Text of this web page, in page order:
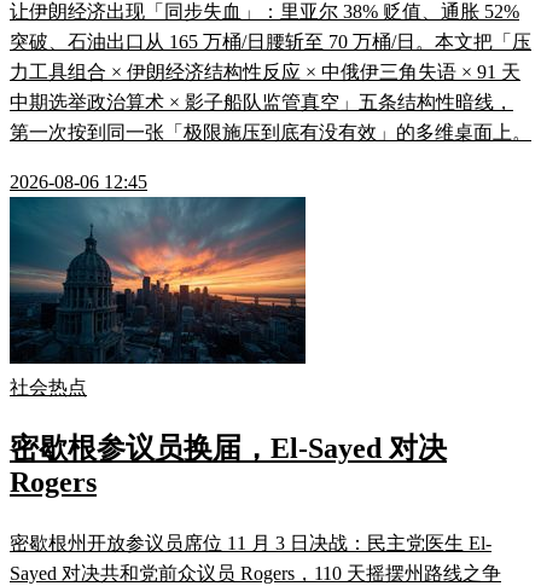
让伊朗经济出现「同步失血」：里亚尔 38% 贬值、通胀 52%
突破、石油出口从 165 万桶/日腰斩至 70 万桶/日。本文把「压
力工具组合 × 伊朗经济结构性反应 × 中俄伊三角失语 × 91 天
中期选举政治算术 × 影子船队监管真空」五条结构性暗线，
第一次按到同一张「极限施压到底有没有效」的多维桌面上。
2026-08-06 12:45
社会热点
密歇根参议员换届，El-Sayed 对决
Rogers
密歇根州开放参议员席位 11 月 3 日决战：民主党医生 El-
Sayed 对决共和党前众议员 Rogers，110 天摇摆州路线之争